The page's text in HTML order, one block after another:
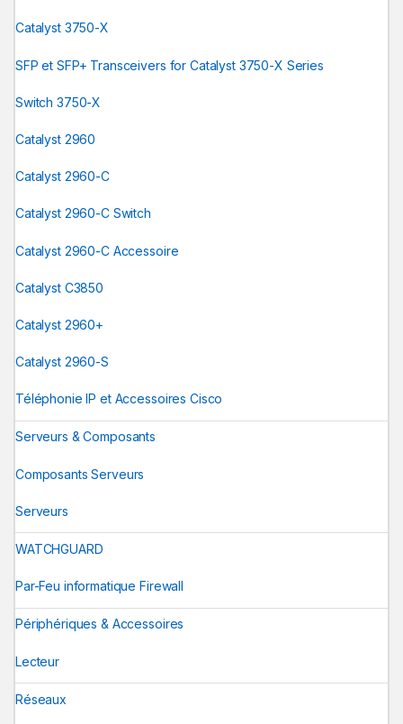
Catalyst 3750-X
SFP et SFP+ Transceivers for Catalyst 3750-X Series
Switch 3750-X
Catalyst 2960
Catalyst 2960-C
Catalyst 2960-C Switch
Catalyst 2960-C Accessoire
Catalyst C3850
Catalyst 2960+
Catalyst 2960-S
Téléphonie IP et Accessoires Cisco
Serveurs & Composants
Composants Serveurs
Serveurs
WATCHGUARD
Par-Feu informatique Firewall
Périphériques & Accessoires
Lecteur
Réseaux